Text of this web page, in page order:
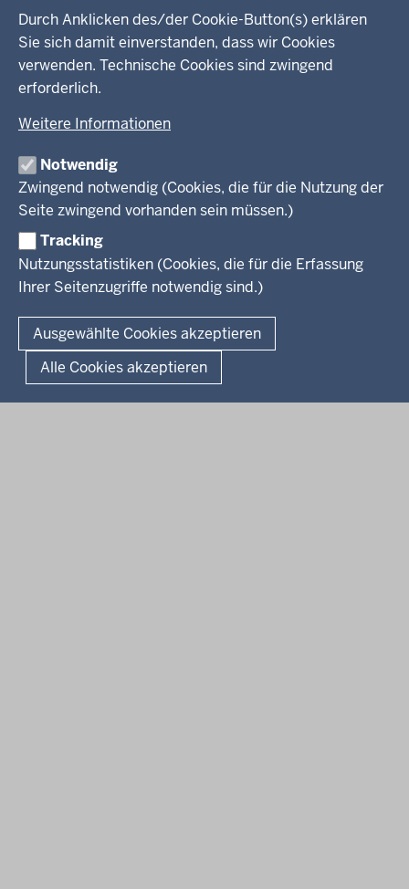
Durch Anklicken des/der Cookie-Button(s) erklären
Sie sich damit einverstanden, dass wir Cookies
verwenden. Technische Cookies sind zwingend
erforderlich.
Weitere Informationen
Notwendig
Zwingend notwendig (Cookies, die für die Nutzung der
Seite zwingend vorhanden sein müssen.)
Tracking
Nutzungsstatistiken (Cookies, die für die Erfassung
Ihrer Seitenzugriffe notwendig sind.)
Ausgewählte Cookies akzeptieren
Alle Cookies akzeptieren
Kreis Lippe
Kreis Paderborn
Kreis Minden-Lübbecke
Kreis Gütersloh
Kreis Höxter
Fußzeile
Impressum Datenschutz